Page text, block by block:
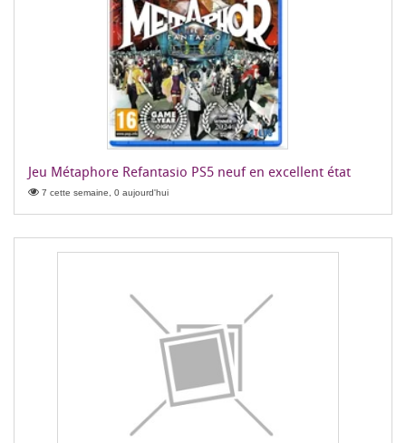
Jeu Métaphore Refantasio PS5 neuf en excellent état
7 cette semaine, 0 aujourd'hui